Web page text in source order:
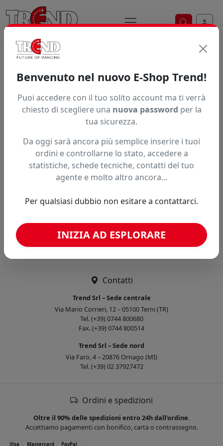
Ricerca
Articolo non trovato.
Hai trovato questo prodotto ad un prezzo più basso?
Fai una segnalazione
Confronta con articoli simili
Caricamento confronto...
Contatti
Trend Srl – Sede centrale
Via Mario Corrieri, 12 – 05100 Terni (TR)
Tel. (+39) 0744 800680
Fax. (+39) 0744 800514
Trend Srl – Sede nord
Via Faro, 4 – 20876 Ornago (MI)
Tel. (+39) 02 37927472
Ordini e spedizioni
Oltre il 90% delle spedizioni entro 24h dall’ordine.
Accettiamo pagamenti con bonifico, carta o contrassegno.
Visa Mastercard PayPal
Benvenuto nel nuovo E-Shop Trend!
Puoi accedere con il tuo solito account ma ti verrà
chiesto di scegliere una nuova password per la
tua sicurezza.
Da oggi sarà ancora più semplice inserire i tuoi
ordini e controllarne lo stato, accedere a
statistiche, schede tecniche, contatti del tuo
agente e molto altro ancora...
Per qualsiasi dubbio non esitare a contattarci.
INIZIA AD ESPLORARE